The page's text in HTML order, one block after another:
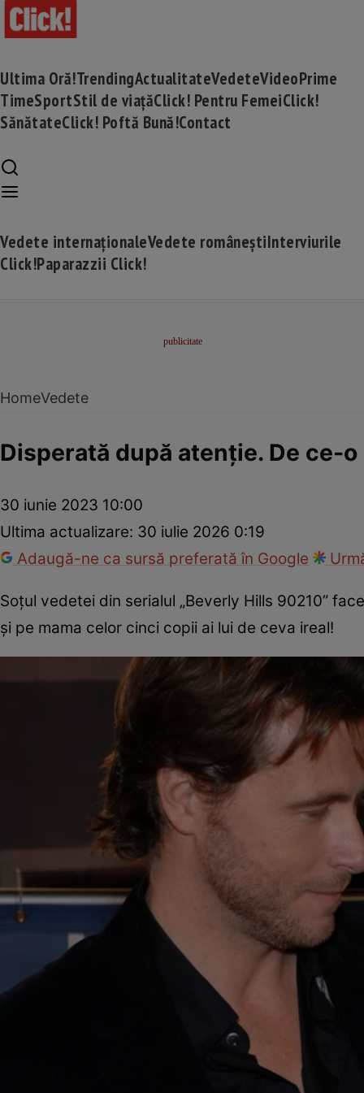
Ultima Oră!TrendingActualitateVedeteVideoPrime
TimeSportStil de viațăClick! Pentru FemeiClick!
SănătateClick! Poftă Bună!Contact
Vedete internaționaleVedete româneștiInterviurile
Click!Paparazzii Click!
HomeVedete
Disperată după atenție. De ce-
30 iunie 2023 10:00
Ultima actualizare: 30 iulie 2026 0:19
Adaugă-ne ca sursă preferată în Google
Soțul vedetei din serialul „Beverly Hills 90210”
și pe mama celor cinci copii ai lui de ceva ireal!